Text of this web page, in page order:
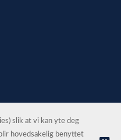
slik at vi kan yte deg
hovedsakelig benyttet